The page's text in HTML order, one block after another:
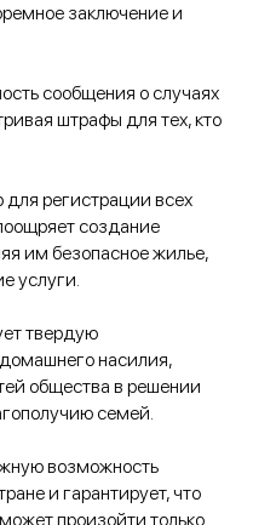
заключение и
сообщения о случаях
штрафы для тех, кто
регистрации всех
создание
им безопасное жилье,
услуги.
твердую
насилия,
общества в решении
семей.
возможность
и гарантирует, что
произойти только